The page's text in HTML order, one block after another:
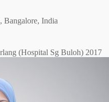
Bangalore, India
(Hospital Sg Buloh) 2017